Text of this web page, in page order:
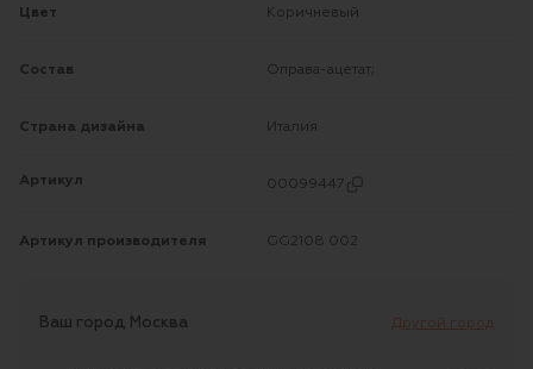
Цвет Коричневый
Состав Оправа-ацетат;
Страна дизайна Италия
Артикул 00099447
Артикул производителя GG2108 002
Ваш город Москва Другой город